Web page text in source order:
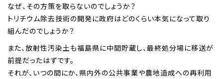
なぜ、その方策を取らないのでしょうか？
トリチウム除去技術の開発に政府はどのくらい本気になって取り
組んだのでしょうか？
また、放射性汚染土も福島県に中間貯蔵し、最終処分場に移送が
前提だったはずです。
それが、いつの間にか、県内外の公共事業や農地造成への再利用